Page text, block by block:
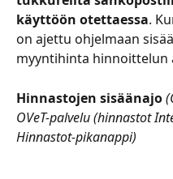
käyttöön otettaessa.
on ajettu ohjelmaan
myyntihinta hinnoittelun
Hinnastojen sisäänajo
OVeT-palvelu (hinnastot
Hinnastot-pikanappi)